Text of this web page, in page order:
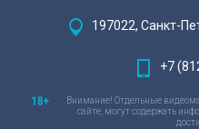
197022, Санкт-
+7
Внимание! Отдельные
сайте, могут содержать